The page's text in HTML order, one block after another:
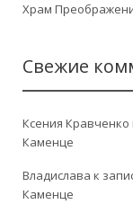
Храм
Свежие
Ксения Кравченко
Каменце
Владислава к
Каменце